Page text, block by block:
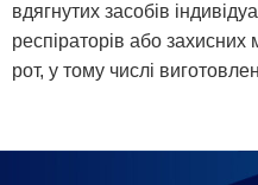
вдягнутих засобів
респіраторів або
рот, у тому числі